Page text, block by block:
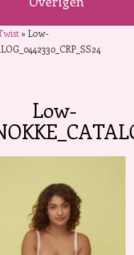
»Low-
Low-